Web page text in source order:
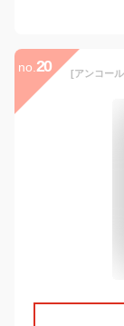
no. 20